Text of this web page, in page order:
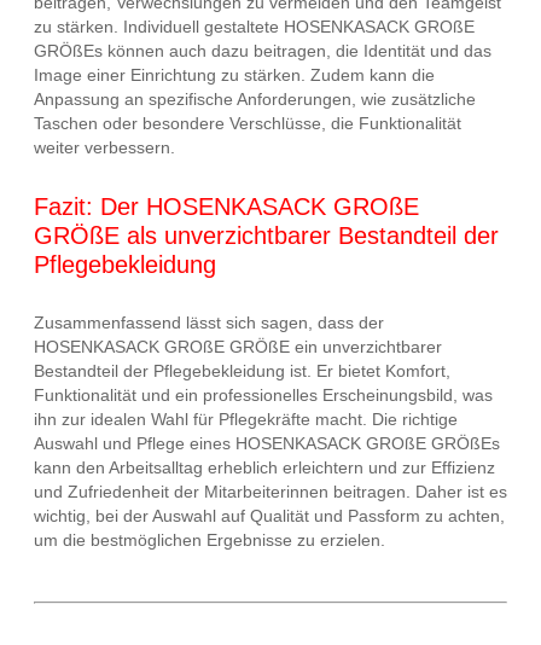
zu stärken. Individuell gestaltete HOSENKASACK GROßE
GRÖßEs können auch dazu beitragen, die Identität und das
Image einer Einrichtung zu stärken. Zudem kann die
Anpassung an spezifische Anforderungen, wie zusätzliche
Taschen oder besondere Verschlüsse, die Funktionalität
weiter verbessern.
Fazit: Der HOSENKASACK GROßE
GRÖßE als unverzichtbarer Bestandteil der
Pflegebekleidung
Zusammenfassend lässt sich sagen, dass der
HOSENKASACK GROßE GRÖßE ein unverzichtbarer
Bestandteil der Pflegebekleidung ist. Er bietet Komfort,
Funktionalität und ein professionelles Erscheinungsbild, was
ihn zur idealen Wahl für Pflegekräfte macht. Die richtige
Auswahl und Pflege eines HOSENKASACK GROßE GRÖßEs
kann den Arbeitsalltag erheblich erleichtern und zur Effizienz
und Zufriedenheit der Mitarbeiterinnen beitragen. Daher ist es
wichtig, bei der Auswahl auf Qualität und Passform zu achten,
um die bestmöglichen Ergebnisse zu erzielen.